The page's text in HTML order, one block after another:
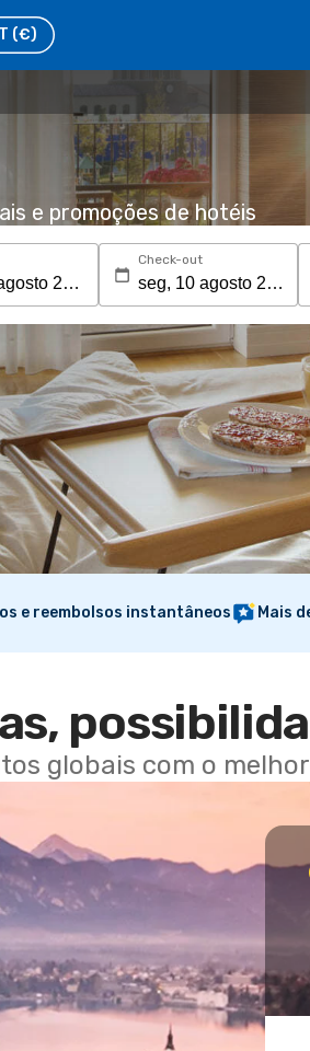
(€)
e promoções de hotéis
Check-out
e reembolsos instantâneos Mais
globais com o